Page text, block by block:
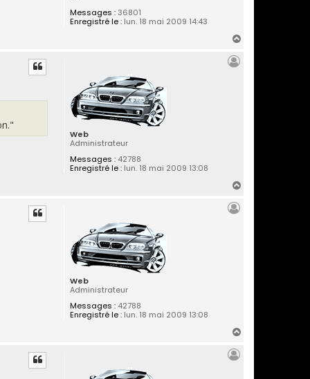
Messages :36801
Enregistré le :lun. 18 mai 2009 14:43
Web
Administrateur
Messages :42788
Enregistré le :lun. 18 mai 2009 13:08
Web
Administrateur
Messages :42788
Enregistré le :lun. 18 mai 2009 13:08